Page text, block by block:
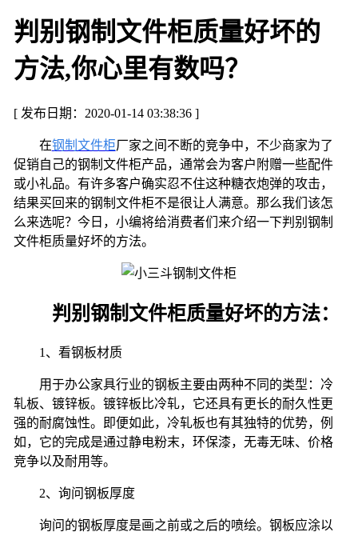
判别钢制文件柜质量好坏的
方法,你心里有数吗？
[ 发布日期：2020-01-14 03:38:36 ]
在钢制文件柜厂家之间不断的竞争中，不少商家为了
促销自己的钢制文件柜产品，通常会为客户附赠一些配件
或小礼品。有许多客户确实忍不住这种糖衣炮弹的攻击，
结果买回来的钢制文件柜不是很让人满意。那么我们该怎
么来选呢？今日，小编将给消费者们来介绍一下判别钢制
文件柜质量好坏的方法。
判别钢制文件柜质量好坏的方法：
1 、看钢板材质
用于办公家具行业的钢板主要由两种不同的类型：冷
轧板、镀锌板。镀锌板比冷轧，它还具有更长的耐久性更
强的耐腐蚀性。即便如此，冷轧板也有其独特的优势，例
如，它的完成是通过静电粉末，环保漆，无毒无味、价格
竞争以及耐用等。
2、询问钢板厚度
询问的钢板厚度是画之前或之后的喷绘。钢板应涂以